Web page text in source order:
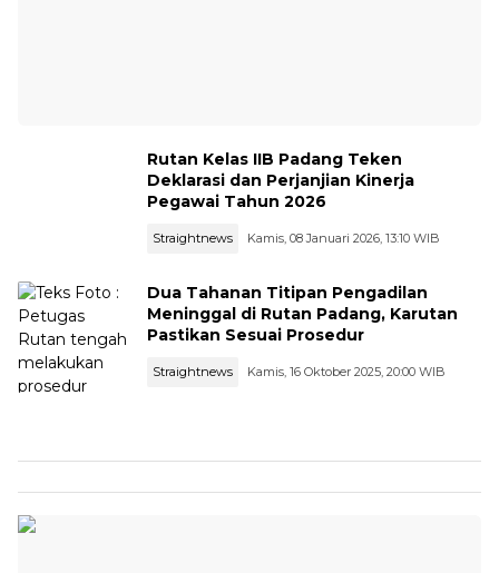
Rutan Kelas IIB Padang Teken
Deklarasi dan Perjanjian Kinerja
Pegawai Tahun 2026
Straightnews Kamis, 08 Januari 2026, 13:10 WIB
Dua Tahanan Titipan Pengadilan
Meninggal di Rutan Padang, Karutan
Pastikan Sesuai Prosedur
Straightnews Kamis, 16 Oktober 2025, 20:00 WIB